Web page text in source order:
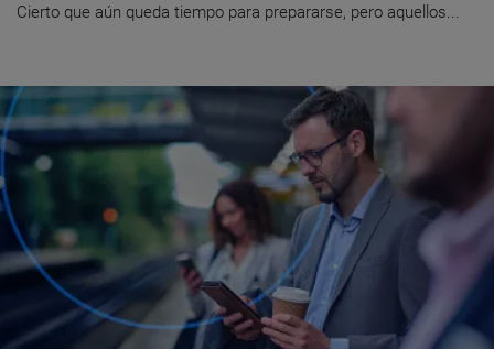
Cierto que aún queda tiempo para prepararse, pero aquellos...